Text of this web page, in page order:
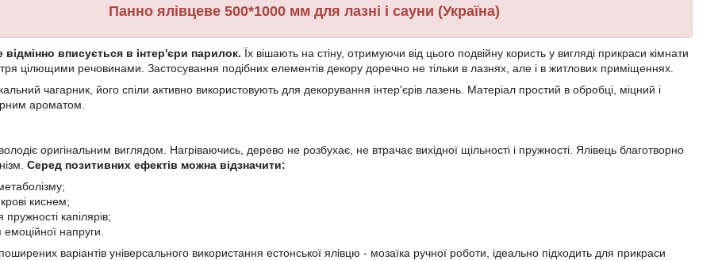
Панно ялівцеве 500*1000 мм для лазні і сауни (Україна)
відмінно вписується в інтер'єри парилок. Їх вішають на стіну, отримуючи від цього подвійну користь у вигляді прикраси кімнати
цілющими речовинами. Застосування подібних елементів декору доречно не тільки в лазнях, але і в житлових приміщеннях.
чагарник, його спіли активно використовують для декорування інтер'єрів лазень. Матеріал простий в обробці, міцний і
ароматом.
оригінальним виглядом. Нагріваючись, дерево не розбухає, не втрачає вихідної щільності і пружності. Ялівець благотворно
Серед позитивних ефектів можна відзначити:
киснем;
капілярів;
напруги.
варіантів універсального використання естонської ялівцю - мозаїка ручної роботи, ідеально підходить для прикраси